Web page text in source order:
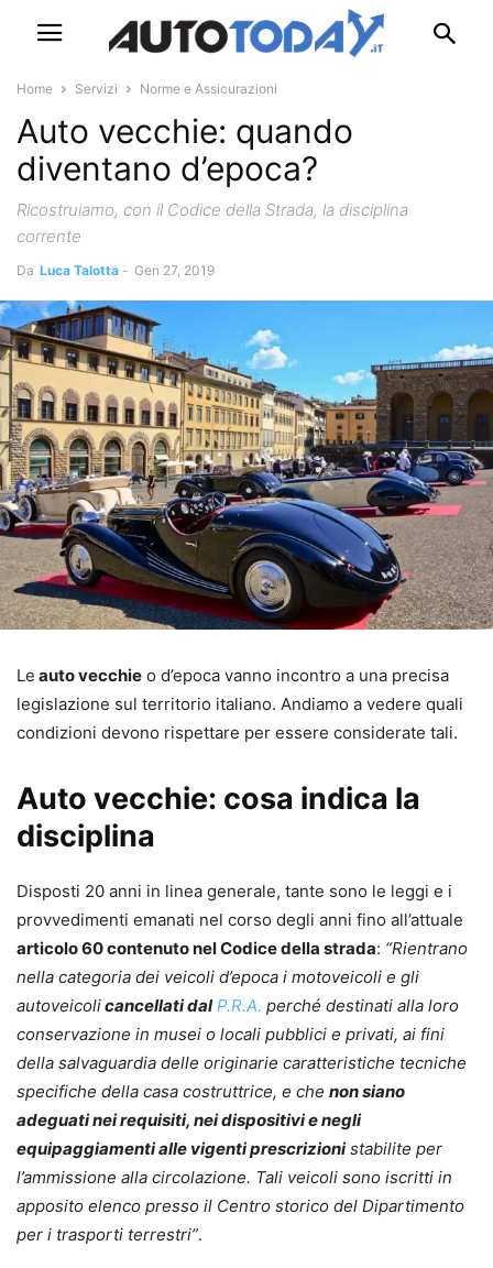
Home Servizi Norme e Assicurazioni
Auto vecchie: quando
diventano d’epoca?
Ricostruiamo, con il Codice della Strada, la disciplina
corrente
Da Luca Talotta - Gen 27, 2019
Le auto vecchie o d’epoca vanno incontro a una precisa
legislazione sul territorio italiano. Andiamo a vedere quali
condizioni devono rispettare per essere considerate tali.
Auto vecchie: cosa indica la
disciplina
Disposti 20 anni in linea generale, tante sono le leggi e i
provvedimenti emanati nel corso degli anni fino all’attuale
articolo 60 contenuto nel Codice della strada: “Rientrano
nella categoria dei veicoli d’epoca i motoveicoli e gli
autoveicolicancellati dal P.R.A. perché destinati alla loro
conservazione in musei o locali pubblici e privati, ai fini
della salvaguardia delle originarie caratteristiche tecniche
specifiche della casa costruttrice, e che non siano
adeguati nei requisiti, nei dispositivi e negli
equipaggiamenti alle vigenti prescrizionistabilite per
l’ammissione alla circolazione. Tali veicoli sono iscritti in
apposito elenco presso il Centro storico del Dipartimento
per i trasporti terrestri”.